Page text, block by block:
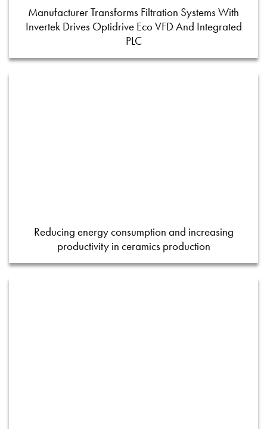
Manufacturer Transforms Filtration Systems With
Invertek Drives Optidrive Eco VFD And Integrated
PLC
Reducing energy consumption and increasing
productivity in ceramics production